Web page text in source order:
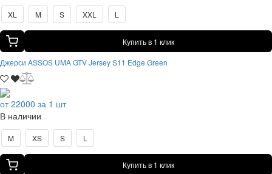
XL M S XXL L
Купить в 1 клик
Джерси ASSOS UMA GTV Jersey S11 Edge Green
от 22000 за 1 шт
В наличии
M XS S L
Купить в 1 клик